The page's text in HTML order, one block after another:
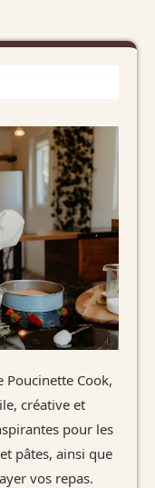
Cook,
créative et
pour les
pâtes, ainsi que
vos repas.